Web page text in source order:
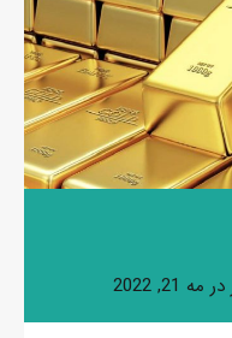
در مه 21, 2022